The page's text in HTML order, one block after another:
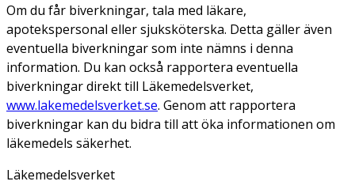
Om du får biverkningar, tala med läkare,
apotekspersonal eller sjuksköterska. Detta gäller även
eventuella biverkningar som inte nämns i denna
information. Du kan också rapportera eventuella
biverkningar direkt till Läkemedelsverket,
www.lakemedelsverket.se. Genom att rapportera
biverkningar kan du bidra till att öka informationen om
läkemedels säkerhet.
Läkemedelsverket